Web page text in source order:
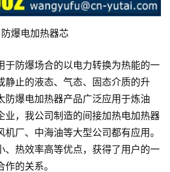
防爆电加热器芯
于防爆场合的以电力转换为热能的一
静止的液态、气态、固态介质的升
防爆电加热器产品广泛应用于炼油
业，我公司制造的间接加热电加热器
厂、中海油等大型公司都有应用。
、热效率高等优点，获得了用户的一
的关系。